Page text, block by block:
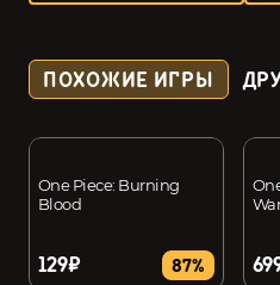
ПОХОЖИЕ ИГРЫ
One Piece: Burning
Blood
129₽ 87%